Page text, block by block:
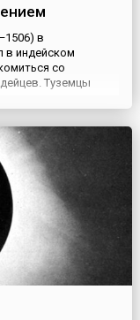
в
в индейском
со
Туземцы
и тлеющие с
«тобако», и время
ароматный дым.